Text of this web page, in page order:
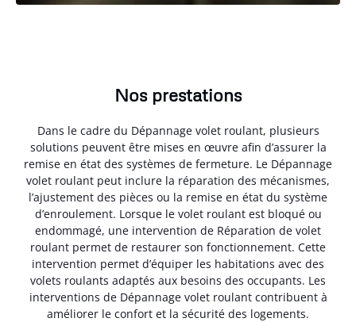
Nos prestations
Dans le cadre du Dépannage volet roulant, plusieurs
solutions peuvent être mises en œuvre afin d’assurer la
remise en état des systèmes de fermeture. Le Dépannage
volet roulant peut inclure la réparation des mécanismes,
l’ajustement des pièces ou la remise en état du système
d’enroulement. Lorsque le volet roulant est bloqué ou
endommagé, une intervention de Réparation de volet
roulant permet de restaurer son fonctionnement. Cette
intervention permet d’équiper les habitations avec des
volets roulants adaptés aux besoins des occupants. Les
interventions de Dépannage volet roulant contribuent à
améliorer le confort et la sécurité des logements.